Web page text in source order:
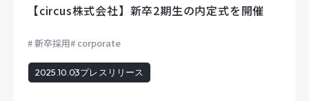
【circus株式会社】新卒2期生の内定式を開催
新卒採用 corporate
2025.10.03プレスリリース